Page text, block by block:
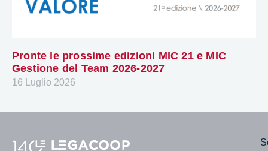
Pronte le prossime edizioni MIC 21 e MIC
Gestione del Team 2026-2027
16 Luglio 2026